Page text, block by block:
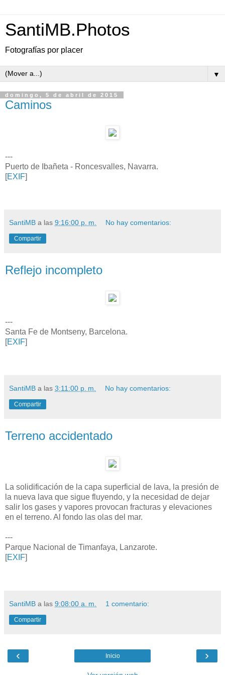
SantiMB.Photos
Fotografías por placer
▼
domingo, 5 de abril de 2015
Caminos
---
Puerto de Ibañeta - Roncesvalles, Navarra.
[EXIF]
SantiMB a las 9:16:00 p. m. No hay comentarios:
Compartir
Reflejo incompleto
---
Santa Fe de Montseny, Barcelona.
[EXIF]
SantiMB a las 3:11:00 p. m. No hay comentarios:
Compartir
Terreno accidentado
La solidificación de la capa superficial de lava, la presión de
la nueva lava que sigue fluyendo, y la necesidad de dejar
salir los gases y vapores provocan fracturas y elevaciones
en el terreno. Al fondo las olas del mar.
---
Parque Nacional de Timanfaya, Lanzarote.
[EXIF]
SantiMB a las 9:08:00 a. m. 1 comentario:
Compartir
‹ ›
Inicio